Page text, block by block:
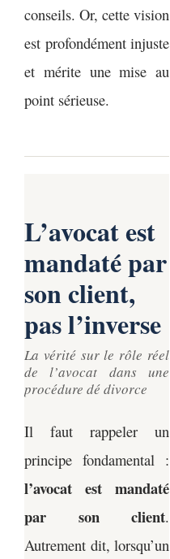
conseils. Or, cette vision
est profondément injuste
et mérite une mise au
point sérieuse.
L’avocat est
mandaté par
son client,
pas l’inverse
La vérité sur le rôle réel
de l’avocat dans une
procédure dé divorce
Il faut rappeler un
principe fondamental :
l’avocat est mandaté
par son client.
Autrement dit, lorsqu’un